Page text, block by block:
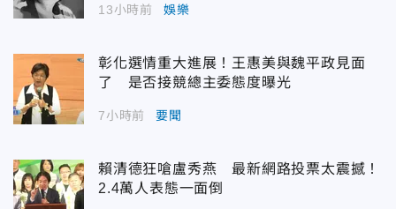
13小時前 娛樂
彰化選情重大進展！王惠美與魏平政見面
了 是否接競總主委態度曝光
7小時前 要聞
賴清德狂嗆盧秀燕 最新網路投票太震撼！
2.4萬人表態一面倒